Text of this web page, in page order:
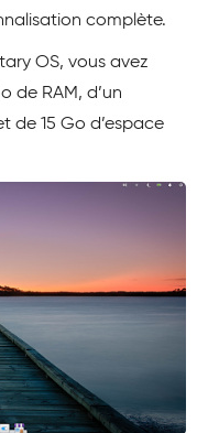
complète.
OS, vous avez
de RAM, d’un
de 15 Go d’espace